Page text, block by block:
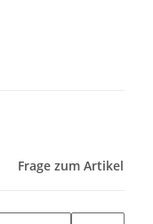
Frage zum Artikel